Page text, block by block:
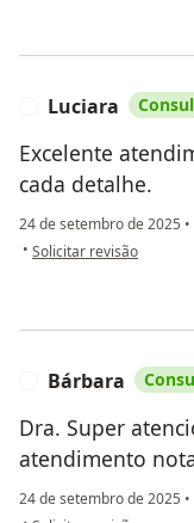
Luciara
Excelente
cada detalhe.
24 de setembro de 2025 •
• na opinião do utilizador
Solicitar revisão
Bárbara
Dra. Super
atendimento
24 de setembro de 2025 •
na opinião do utilizador